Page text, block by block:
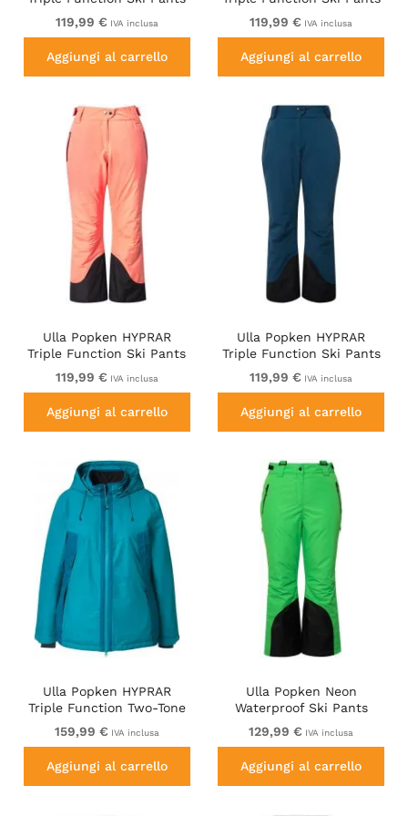
Grape Red
119,99 € IVA inclusa
Aggiungi al carrello
Navy
119,99 € IVA inclusa
Aggiungi al carrello
Ulla Popken HYPRAR
Triple Function Ski Pants
Neon Pink
119,99 € IVA inclusa
Aggiungi al carrello
Ulla Popken HYPRAR
Triple Function Ski Pants
Teal
119,99 € IVA inclusa
Aggiungi al carrello
Ulla Popken HYPRAR
Triple Function Two-Tone
Ski Jacket Emerald Blue
159,99 € IVA inclusa
Aggiungi al carrello
Ulla Popken Neon
Waterproof Ski Pants
Neon Grass Green
129,99 € IVA inclusa
Aggiungi al carrello